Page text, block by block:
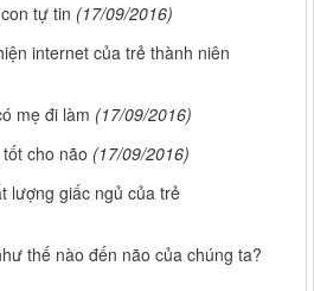
tự tin (17/09/2016)
internet của trẻ thành niên
mẹ đi làm (17/09/2016)
cho não (17/09/2016)
lượng giấc ngủ của trẻ
thế nào đến não của chúng ta?